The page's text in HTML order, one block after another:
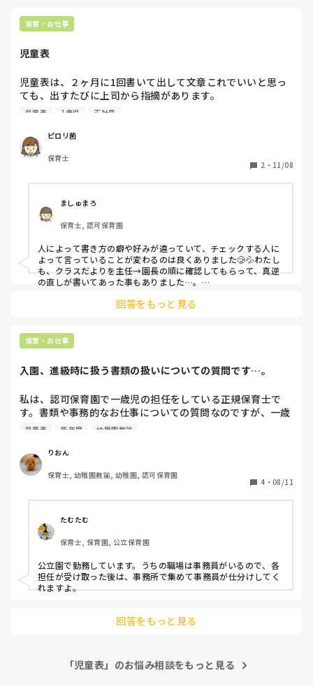
保育・お仕事
児童表
児童表は、２ヶ月に1回書いて出して文章これでいいと思っ
ても、出すたびに上司から指摘があります。
同じクラスの先生達に見せると、人それぞれの書き方がある
同じクラスの先生は、指摘ないのに私だけあるのかわかりま
せん。
みなさんも、よくありますか？
児童表 1歳児 正社員
ピロリ菌
保育士
2 ・ 11/08
ましゅまろ
保育士, 認可保育園
人によって書き方の癖や好みが違っていて、チェックする人に
よって言っていることが変わるのは良くありました🥲💦わたし
も、クラスだよりを主任→園長の順に確認してもらって、真逆
の直しが書いてあった事もありました…。
他の先生方との経験の差がどのくらいか分かりませんが、投稿
回答をもっと見る
保育・お仕事
入園、進級時に扱う書類の扱いについての質問です…。
私は、認可保育園で一歳児の担任をしている正規保育士で
す。書類や事務的なお仕事についての質問なのですが、一歳
児については、定員が14名で、内6名が0歳児からの進級園
新年度は、4月に書類を扱うかと思いますが、我が園では、
回収した書類を全て担任がチェックして、それぞれの書類に
◯緊急連絡票
◯土曜日保育利用申請書
◯入園承諾書
児童表 新年度 幼稚園教諭
りおん
保育士, 幼稚園教諭, 幼稚園, 認可保育園
4 ・ 08/11
たむたむ
保育士, 保育園, 公立保育園
公立園で勤務しています。うちの職場は事務員がいるので、各
担任が受け取った後は、事務所で集めて事務員が仕分けしてく
れますよ。
回答をもっと見る
「児童表」のお悩み相談をもっと見る